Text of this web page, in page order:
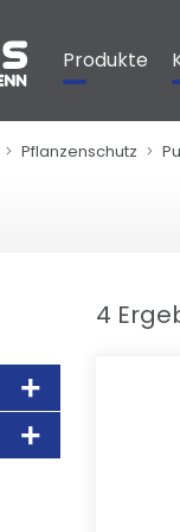
Produkte
Pflanzenschutz
4